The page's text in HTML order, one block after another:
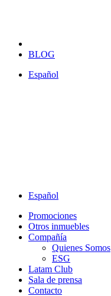
BLOG
Español
Español
Promociones
Otros inmuebles
Compañía
Quienes Somos
ESG
Latam Club
Sala de prensa
Contacto